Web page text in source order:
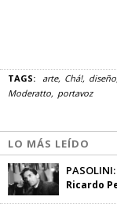
TAGS: arte Chá! diseño
Moderatto portavoz
LO MÁS LEÍDO
Ricardo